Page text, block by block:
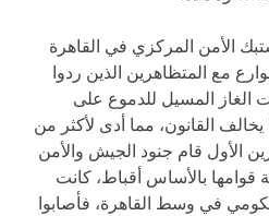
اشتبك الأمن المركزي في القاهرة
شوارع مع المتظاهرين الذين ردوا
الغاز المسيل للدموع على
القانون، مما أدى لأكثر من
9 أكتوبر/تشرين الأول قام جنود الجيش والأمن
بالأساس أقباط، كانت
في وسط القاهرة، فأصابوا